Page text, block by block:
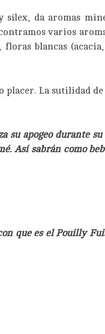
sílex, da aromas
varios
blancas
placer. La sutilidad
su apogeo durante
Así sabrán como
que es el Pouilly